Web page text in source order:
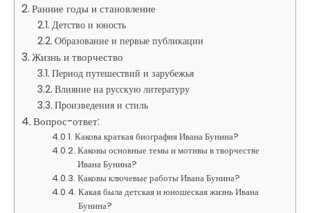
Ранние годы и становление
Детство и юность
Образование и первые публикации
Жизнь и творчество
Период путешествий и зарубежья
Влияние на русскую литературу
Произведения и стиль
Вопрос-ответ:
Какова краткая биография Ивана Бунина?
Каковы основные темы и мотивы в творчестве
Ивана Бунина?
Каковы ключевые работы Ивана Бунина?
Какая была детская и юношеская жизнь Ивана
Бунина?